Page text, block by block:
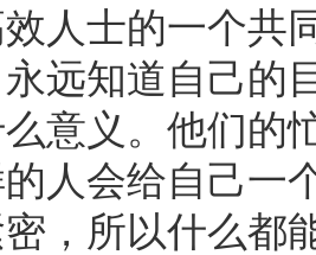
士的一个共同
远知道自己的
意义。他们的
会给自己一个
，所以什么都